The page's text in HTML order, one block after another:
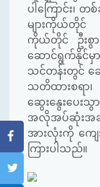
ပါကြောင်း၊
များကိုယ်တိုင် လုံ
ကိုယ်တိုင် ဦးစွာက
ဆောင်ရွက်နိုင်မှ
သင်တန်းတွင် ဆေ
သတိထားစရာ
ဆွေးနွေးပေး
အလိုအပ်ဆုံးအခ
အားလုံးကို ကျေ
ကြားပါသည်။